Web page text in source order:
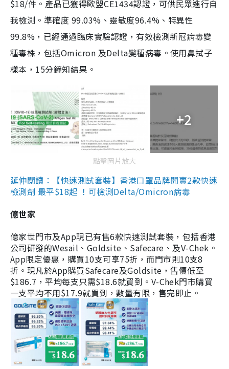
$18/件。產品已獲得歐盟CE1434認證，可供民眾進行自
我檢測。準確度 99.03%、靈敏度96.4%、特異性
99.8%，已經通過臨床實驗認證，有效檢測新冠病毒變
種毒株，包括Omicron 及Delta變種病毒。使用鼻拭子
樣本，15分鐘知結果。
+2
點擊圖片放大
延伸閱讀：【快速測試套裝】香港口罩品牌開賣2款快速
檢測劑 最平$18起 ！可檢測Delta/Omicron病毒
億世家
億家世門市及App現已有售6款快速測試套裝，包括香港
公司研發的Wesail、Goldsite、Safecare、及V-Chek。
App限定優惠，購買10支可享75折，而門市則10支8
折。現凡於App購買Safecare及Goldsite，售價低至
$186.7，平均每支只需$18.6就買到。V-Chek門市購買
一支平均不用$17.9就買到，數量有限，售完即止。